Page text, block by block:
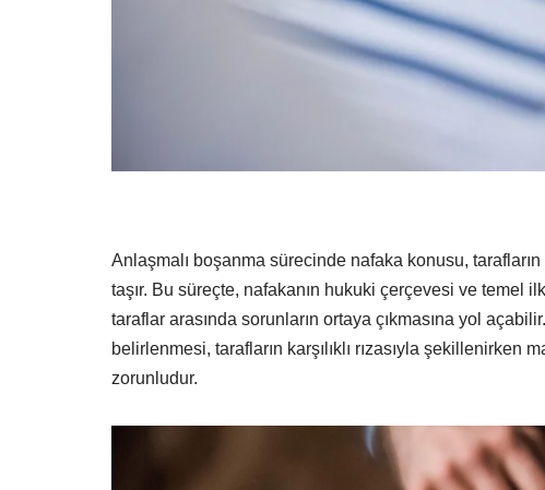
Anlaşmalı boşanma sürecinde nafaka konusu, tarafların
taşır. Bu süreçte, nafakanın hukuki çerçevesi ve temel
taraflar arasında sorunların ortaya çıkmasına yol
belirlenmesi, tarafların karşılıklı rızasıyla
zorunludur.